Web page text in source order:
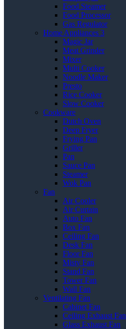
Food Steamer
Food Processor
Gas Regulator
Home Appliances 3
Magic Jar
Meat Grinder
Mixer
Multi Cooker
Noodle Maker
Presto
Rice Cooker
Slow Cooker
Cookware
Dutch Oven
Deep Fryer
Frying Pan
Griller
Pan
Sauce Pan
Steamer
Wok Pan
Fan
Air Cooler
Air Curtain
Auto Fan
Box Fan
Ceiling Fan
Desk Fan
Floor Fan
Misty Fan
Stand Fan
Tower Fan
Wall Fan
Ventilating Fan
Cabinet Fan
Ceiling Exhaust Fan
Glass Exhaust Fan